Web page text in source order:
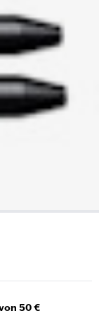
50 €